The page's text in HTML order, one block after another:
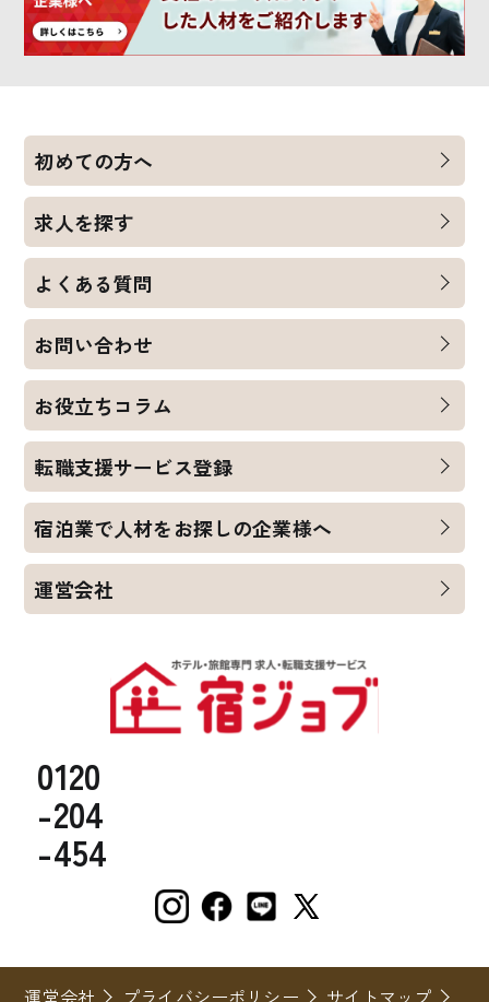
0120
-204
-454
初めての方へ
求人を探す
よくある質問
お問い合わせ
お役立ちコラム
転職支援サービス登録
宿泊業で人材をお探しの企業様へ
運営会社
運営会社 プライバシーポリシー サイトマップ